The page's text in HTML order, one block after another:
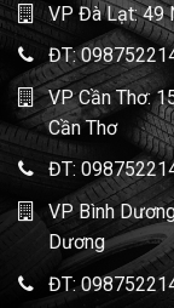
VP Đà Lạt: 49
ĐT:
VP Cần Thơ:
Cần Thơ
ĐT:
VP Bình
Dương
ĐT: